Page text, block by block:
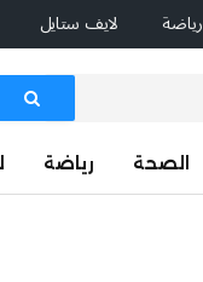
رياضة لايف ستايل
الصحة رياضة